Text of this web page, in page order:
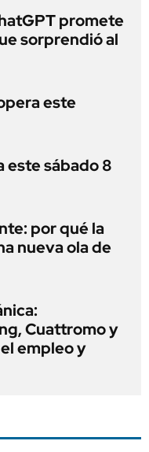
promete
sorprendió al
este
este sábado 8
por qué la
nueva ola de
Cuattromo y
empleo y